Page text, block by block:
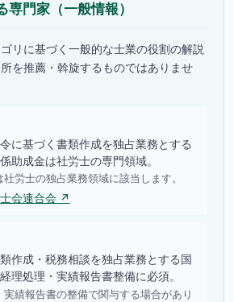
専門家（一般情報）
リに基づく一般的な士業の役割の解説
を推薦・斡旋するものではありませ
に基づく書類作成を独占業務とする
助成金は社労士の専門領域。
労士の独占業務領域に該当します。
会連合会 ↗
作成・税務相談を独占業務とする国
理処理・実績報告書整備に必須。
績報告書の整備で関与する場合があり